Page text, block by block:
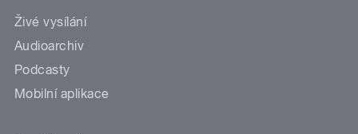
Živé vysílání
Audioarchiv
Podcasty
Mobilní aplikace